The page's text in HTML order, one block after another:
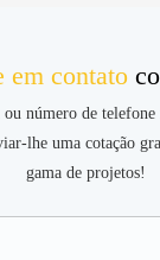
em contato
ou número de
lhe uma cotação
gama de projetos!